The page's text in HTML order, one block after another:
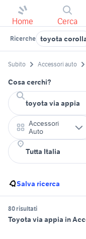
Home Cerca
Ricerche toyota
Subito Accessori auto
Cosa cerchi?
Accessori
Auto
Salva ricerca
80 risultati
Toyota via appia in